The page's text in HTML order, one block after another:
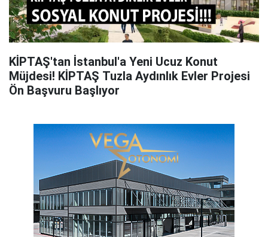
KİPTAŞ'tan İstanbul'a Yeni Ucuz Konut
Müjdesi! KİPTAŞ Tuzla Aydınlık Evler Projesi
Ön Başvuru Başlıyor